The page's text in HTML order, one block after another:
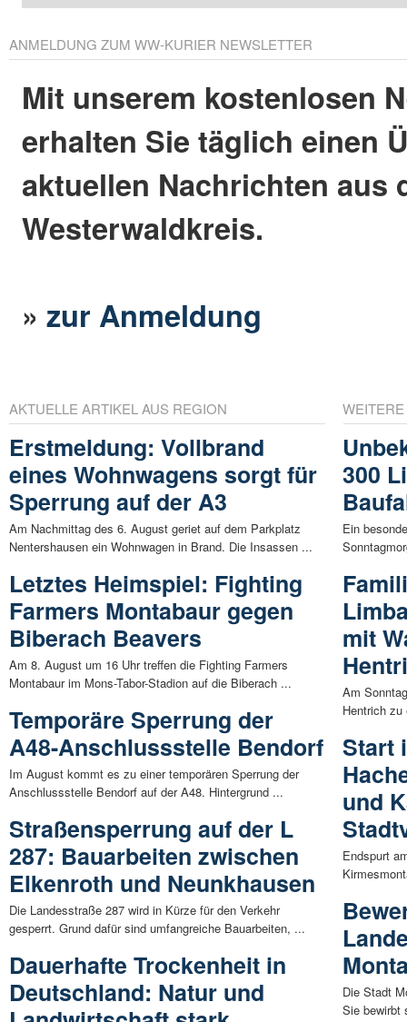
ANMELDUNG ZUM WW-KURIER NEWSLETTER
Mit unserem kostenlosen
erhalten Sie täglich einen
aktuellen Nachrichten aus
Westerwaldkreis.
»zur Anmeldung
AKTUELLE ARTIKEL AUS REGION
Erstmeldung: Vollbrand
eines Wohnwagens sorgt für
Sperrung auf der A3
Am Nachmittag des 6. August geriet auf dem Parkplatz
Nentershausen ein Wohnwagen in Brand. Die Insassen ...
Letztes Heimspiel: Fighting
Farmers Montabaur gegen
Biberach Beavers
Am 8. August um 16 Uhr treffen die Fighting Farmers
Montabaur im Mons-Tabor-Stadion auf die Biberach ...
Temporäre Sperrung der
A48-Anschlussstelle Bendorf
Im August kommt es zu einer temporären Sperrung der
Anschlussstelle Bendorf auf der A48. Hintergrund ...
Straßensperrung auf der L
287: Bauarbeiten zwischen
Elkenroth und Neunkhausen
Die Landesstraße 287 wird in Kürze für den Verkehr
gesperrt. Grund dafür sind umfangreiche Bauarbeiten, ...
Dauerhafte Trockenheit in
Deutschland: Natur und
300
Ein
mit
Am
Hentrich
Start
und
Endspurt
Die Stadt
Sie bewirbt